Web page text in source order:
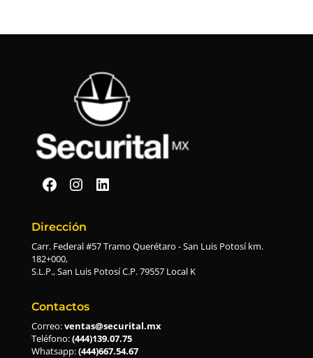
Securital en Facebook
Securital en Instagram
Securital en Linkedin
Dirección
Carr. Federal #57 Tramo Querétaro - San Luis Potosí km.
182+000,
S.L.P., San Luis Potosí C.P. 79557 Local K
Contactos
Correo:ventas@securital.mx
Teléfono:(444)139.07.75
Whatsapp:(444)667.54.67